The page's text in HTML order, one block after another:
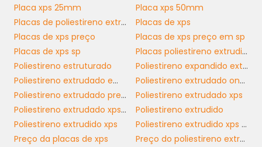
Para garantir o máximo aproveitamento da
chapa dexps , é essencial planejar a
aplicação do material. O isolamento deve ser
feito de acordo com as diretrizes do projeto,
respeitando as normas técnicas e mantendo
a integridade das estruturas. Ao seguir as
melhores práticas de instalação, você
prolonga a vida útil do material e aumenta
sua eficácia em isolar as obras.
Placa xps 25mm
Placa xps 50mm
Placas de poliestireno extrudado
Placas de xps
Placas de xps preço
Placas de xps preço em sp
Placas de xps sp
Placas poliestireno extrudido
Poliestireno estruturado
Poliestireno expandido extrudido
Poliestireno extrudado em sp
Poliestireno extrudado onde comprar
Poliestireno extrudado preço
Poliestireno extrudado xps
Poliestireno extrudado xps preço
Poliestireno extrudido
Poliestireno extrudido xps
Poliestireno extrudido xps preço
Preço da placas de xps
Preço do poliestireno extrudado xps